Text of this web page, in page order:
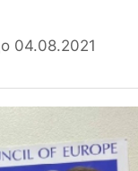
04.08.2021